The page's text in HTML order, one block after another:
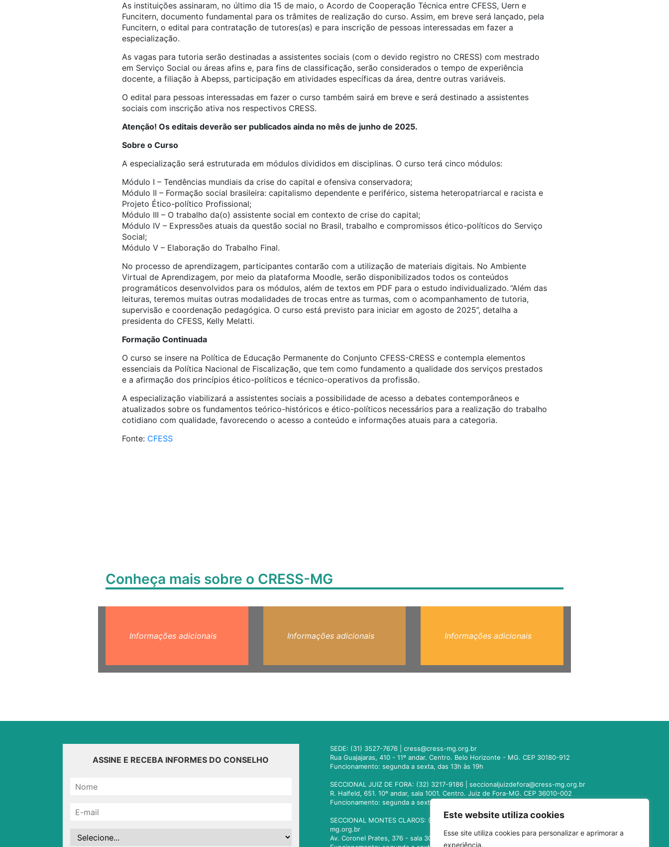
Este website utiliza cookies
Esse site utiliza cookies para personalizar e aprimorar a
experiência.
As instituições assinaram, no último dia 15 de maio, o Acordo de Cooperação Técnica entre CFESS, Uern e
Funcitern, documento fundamental para os trâmites de realização do curso. Assim, em breve será lançado, pela
Funcitern, o edital para contratação de tutores(as) e para inscrição de pessoas interessadas em fazer a
especialização.
As vagas para tutoria serão destinadas a assistentes sociais (com o devido registro no CRESS) com mestrado
em Serviço Social ou áreas afins e, para fins de classificação, serão considerados o tempo de experiência
docente, a filiação à Abepss, participação em atividades específicas da área, dentre outras variáveis.
O edital para pessoas interessadas em fazer o curso também sairá em breve e será destinado a assistentes
sociais com inscrição ativa nos respectivos CRESS.
Atenção! Os editais deverão ser publicados ainda no mês de junho de 2025.
Sobre o Curso
A especialização será estruturada em módulos divididos em disciplinas. O curso terá cinco módulos:
Módulo I – Tendências mundiais da crise do capital e ofensiva conservadora;
Módulo II – Formação social brasileira: capitalismo dependente e periférico, sistema heteropatriarcal e racista e
Projeto Ético-político Profissional;
Módulo III – O trabalho da(o) assistente social em contexto de crise do capital;
Módulo IV – Expressões atuais da questão social no Brasil, trabalho e compromissos ético-políticos do Serviço
Social;
Módulo V – Elaboração do Trabalho Final.
No processo de aprendizagem, participantes contarão com a utilização de materiais digitais. No Ambiente
Virtual de Aprendizagem, por meio da plataforma Moodle, serão disponibilizados todos os conteúdos
programáticos desenvolvidos para os módulos, além de textos em PDF para o estudo individualizado. “Além das
leituras, teremos muitas outras modalidades de trocas entre as turmas, com o acompanhamento de tutoria,
supervisão e coordenação pedagógica. O curso está previsto para iniciar em agosto de 2025”, detalha a
presidenta do CFESS, Kelly Melatti.
Formação Continuada
O curso se insere na Política de Educação Permanente do Conjunto CFESS-CRESS e contempla elementos
essenciais da Política Nacional de Fiscalização, que tem como fundamento a qualidade dos serviços prestados
e a afirmação dos princípios ético-políticos e técnico-operativos da profissão.
A especialização viabilizará a assistentes sociais a possibilidade de acesso a debates contemporâneos e
atualizados sobre os fundamentos teórico-históricos e ético-políticos necessários para a realização do trabalho
cotidiano com qualidade, favorecendo o acesso a conteúdo e informações atuais para a categoria.
Fonte: CFESS
Conheça mais sobre o CRESS-MG
Informações adicionais Informações adicionais Informações adicionais
ASSINE E RECEBA INFORMES DO CONSELHO
SEDE: (31) 3527-7676 |cress@cress-mg.org.br
Rua Guajajaras, 410 - 11º andar. Centro. Belo Horizonte - MG. CEP 30180-912
Funcionamento: segunda a sexta, das 13h às 19h
SECCIONAL JUIZ DE FORA: (32) 3217-9186 |seccionaljuizdefora@cress-mg.org.br
R. Halfeld, 651. 10º andar, sala 1001. Centro. Juiz de Fora-MG. CEP 36010-002
Funcionamento: segunda a sexta, das 13h às 19h
SECCIONAL MONTES CLAROS: (38) 3221-9358 |seccionalmontesclaros@cress-
mg.org.br
Av. Coronel Prates, 376 - sala 301. Centro. Montes Claros - MG. CEP 39400-104